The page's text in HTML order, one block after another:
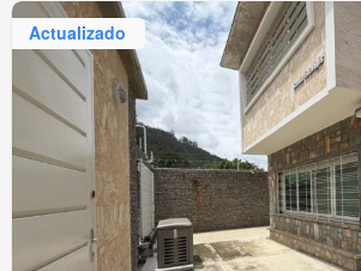
Actualizado